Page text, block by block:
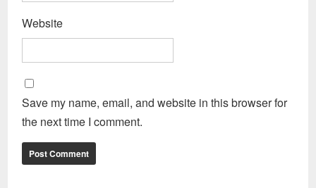
Website
Save my name, email, and website in this browser for
the next time I comment.